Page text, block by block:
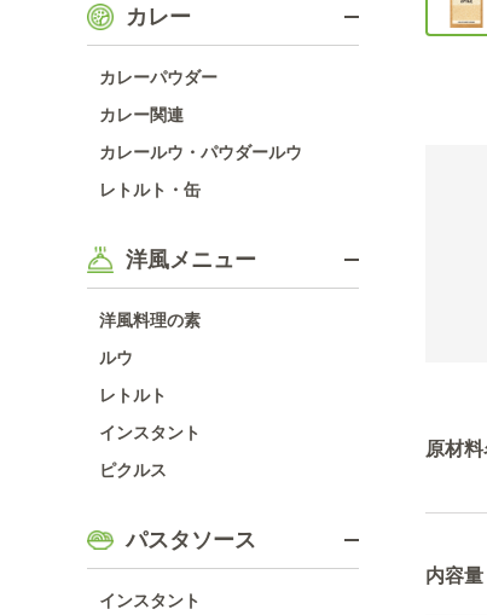
カレー
カレーパウダー
カレー関連
カレールウ・パウダールウ
レトルト・缶
洋風メニュー
洋風料理の素
ルウ
レトルト
インスタント
ピクルス
パスタソース
インスタント
原材料
内容量